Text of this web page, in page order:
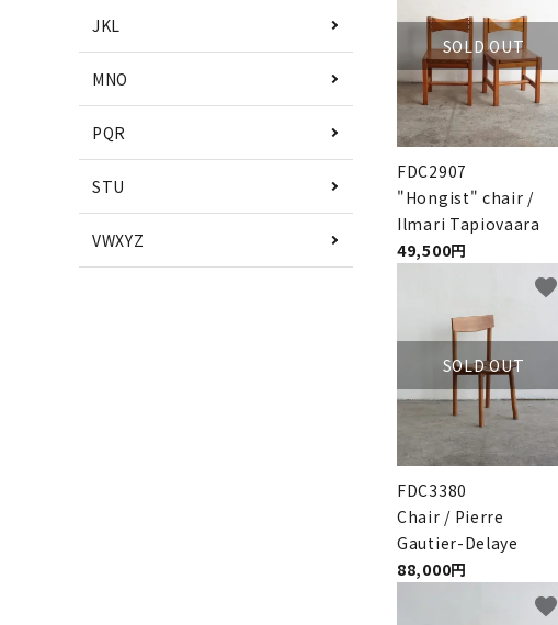
SOLD OUT
FDC2907
"Hongist" chair /
Ilmari Tapiovaara
49,500円
SOLD OUT
FDC3380
Chair / Pierre
Gautier-Delaye
88,000円
favorite
favorite
JKL
MNO
PQR
STU
VWXYZ